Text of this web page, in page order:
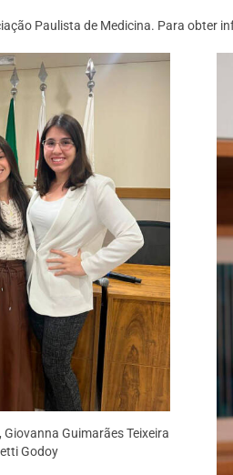
Paulista de Medicina. Para obter
Guimarães Teixeira
Godoy